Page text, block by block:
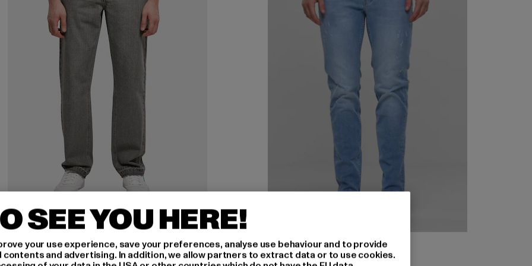
URBAN CLASSICS
Open Edge Loose
28,70 EUR
Derzeitiger Preis: 28,70 EUR
69,99 EURAktionspreis: 69,99 EUR 2Y PREMIUM
Tapered Fit
SEE YOU HERE!
your use experience, save your preferences, analyse use behaviour and to provide
and advertising. In addition, we allow partners to extract data or to use cookies.